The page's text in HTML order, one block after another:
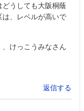
うしても大阪桐蔭
、レベルが高いで
けっこうみなさん
返信する